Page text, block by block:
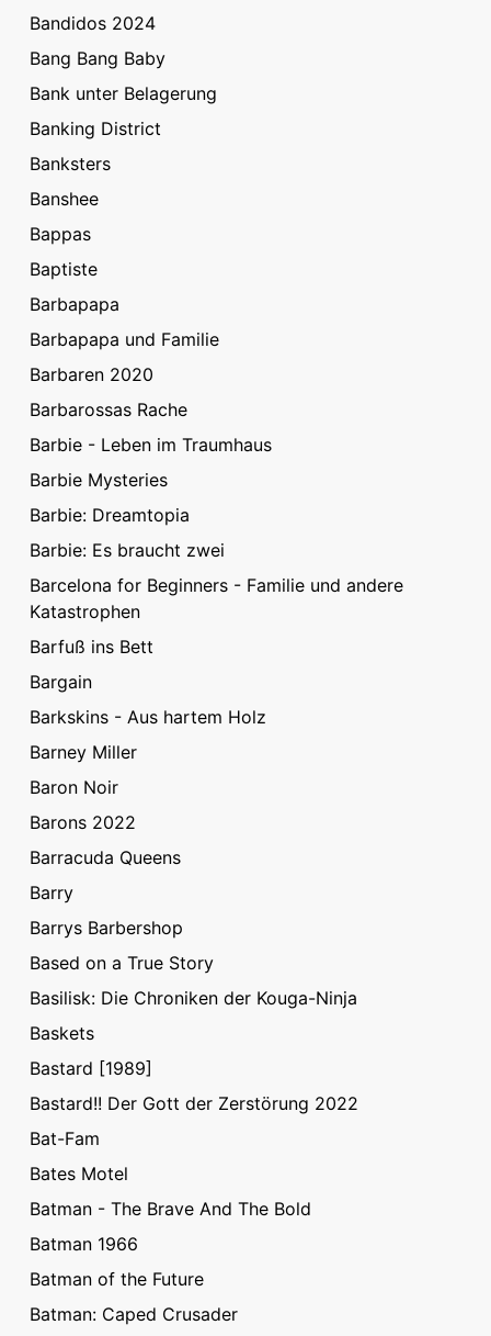
Bandidos 2024
Bang Bang Baby
Bank unter Belagerung
Banking District
Banksters
Banshee
Bappas
Baptiste
Barbapapa
Barbapapa und Familie
Barbaren 2020
Barbarossas Rache
Barbie - Leben im Traumhaus
Barbie Mysteries
Barbie: Dreamtopia
Barbie: Es braucht zwei
Barcelona for Beginners - Familie und andere
Katastrophen
Barfuß ins Bett
Bargain
Barkskins - Aus hartem Holz
Barney Miller
Baron Noir
Barons 2022
Barracuda Queens
Barry
Barrys Barbershop
Based on a True Story
Basilisk: Die Chroniken der Kouga-Ninja
Baskets
Bastard [1989]
Bastard!! Der Gott der Zerstörung 2022
Bat-Fam
Bates Motel
Batman - The Brave And The Bold
Batman 1966
Batman of the Future
Batman: Caped Crusader